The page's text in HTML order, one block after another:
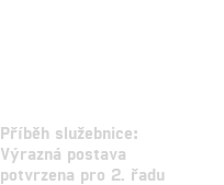
Příběh služebnice:
Výrazná postava
potvrzena pro 2. řadu